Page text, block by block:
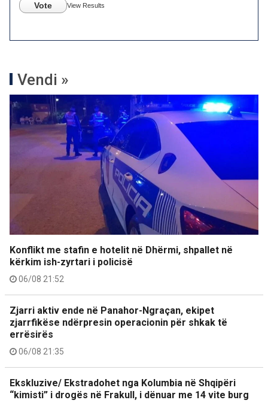
Vote View Results
Vendi »
Konflikt me stafin e hotelit në Dhërmi, shpallet në
kërkim ish-zyrtari i policisë
06/08 21:52
Zjarri aktiv ende në Panahor-Ngraçan, ekipet
zjarrfikëse ndërpresin operacionin për shkak të
errësirës
06/08 21:35
Ekskluzive/ Ekstradohet nga Kolumbia në Shqipëri
“kimisti” i drogës në Frakull, i dënuar me 14 vite burg